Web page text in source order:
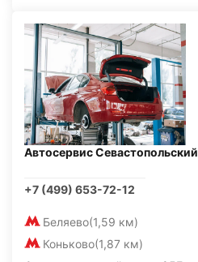
Автосервис Севастопольский
+7 (499) 653-72-12
Беляево(1,59 км)
Коньково(1,87 км)